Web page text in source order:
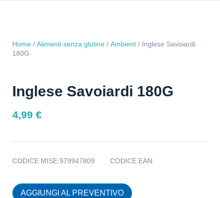
Home / Alimenti senza glutine / Ambient / Inglese Savoiardi
180G
Inglese Savoiardi 180G
4,99 €
CODICE MISE:979947809 CODICE EAN:
AGGIUNGI AL PREVENTIVO